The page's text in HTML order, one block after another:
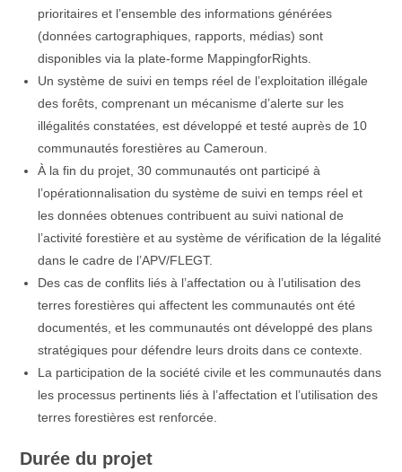
prioritaires et l’ensemble des informations générées
(données cartographiques, rapports, médias) sont
disponibles via la plate-forme MappingforRights.
Un système de suivi en temps réel de l’exploitation illégale
des forêts, comprenant un mécanisme d’alerte sur les
illégalités constatées, est développé et testé auprès de 10
communautés forestières au Cameroun.
À la fin du projet, 30 communautés ont participé à
l’opérationnalisation du système de suivi en temps réel et
les données obtenues contribuent au suivi national de
l’activité forestière et au système de vérification de la légalité
dans le cadre de l’APV/FLEGT.
Des cas de conflits liés à l’affectation ou à l’utilisation des
terres forestières qui affectent les communautés ont été
documentés, et les communautés ont développé des plans
stratégiques pour défendre leurs droits dans ce contexte.
La participation de la société civile et les communautés dans
les processus pertinents liés à l’affectation et l’utilisation des
terres forestières est renforcée.
Durée du projet